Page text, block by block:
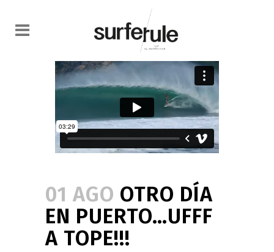
01 AGO OTRO DÍA
EN PUERTO…UFFF
A TOPE!!!